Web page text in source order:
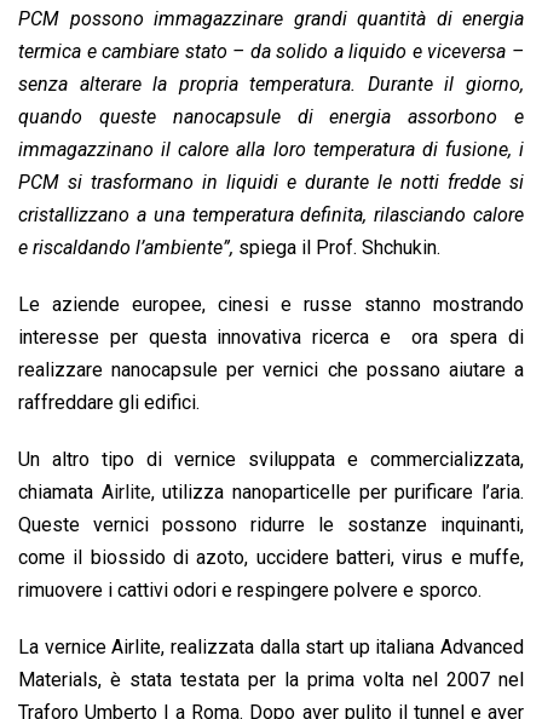
PCM possono immagazzinare grandi quantità di energia
termica e cambiare stato – da solido a liquido e viceversa –
senza alterare la propria temperatura. Durante il giorno,
quando queste nanocapsule di energia assorbono e
immagazzinano il calore alla loro temperatura di fusione, i
PCM si trasformano in liquidi e durante le notti fredde si
cristallizzano a una temperatura definita, rilasciando calore
e riscaldando l’ambiente”, spiega il Prof. Shchukin.
Le aziende europee, cinesi e russe stanno mostrando
interesse per questa innovativa ricerca e ora spera di
realizzare nanocapsule per vernici che possano aiutare a
raffreddare gli edifici.
Un altro tipo di vernice sviluppata e commercializzata,
chiamata Airlite, utilizza nanoparticelle per purificare l’aria.
Queste vernici possono ridurre le sostanze inquinanti,
come il biossido di azoto, uccidere batteri, virus e muffe,
rimuovere i cattivi odori e respingere polvere e sporco.
La vernice Airlite, realizzata dalla start up italiana Advanced
Materials, è stata testata per la prima volta nel 2007 nel
Traforo Umberto I a Roma. Dopo aver pulito il tunnel e aver